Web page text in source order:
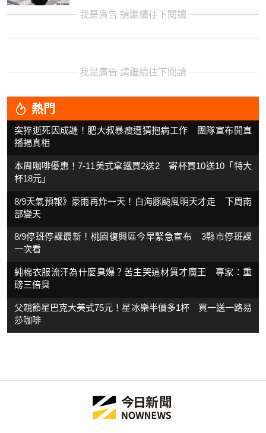
我是廣告 請繼續往下閱讀
我是廣告 請繼續往下閱讀
熱門
突猝逝死因成謎！肥大叔暴瘦遭猜抱病工作 團隊宣布開直
播揭真相
本周咖啡優惠！7-11美式拿鐵買2送2 寄杯買10送10「特大
杯18元」
8/9天氣預報》豪雨再炸一天！白海豚颱風明天才走 下周南
部變天
8/9停班停課最新！桃園復興區今早緊急宣布 3縣市停班課
一次看
純棉衣服流汗為什麼臭爆？苦主哭這材質才魔王 專家：重
磅三倍臭
父親節星巴克大美式75元！星冰樂半價多1杯 買一送一路易
莎咖啡